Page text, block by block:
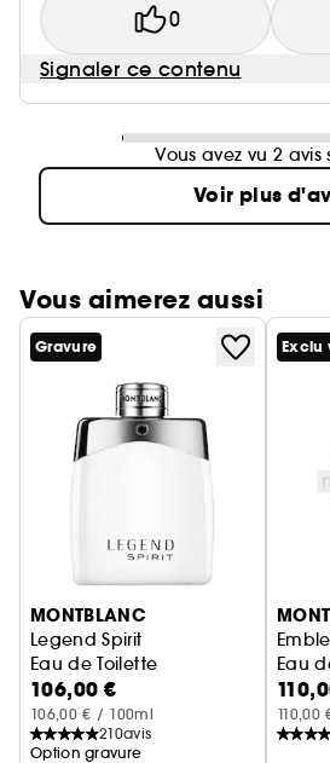
0
Signaler ce contenu
Vous avez vu 2 avis
Voir plus
Vous aimerez aussi
Ignorer le carrousel produits
Gravure
MONTBLANC
Legend Spirit
Eau de Toilette
106,00 €
106,00 € / 100ml
210avis
Option gravure
Exclu
Eau
110,00